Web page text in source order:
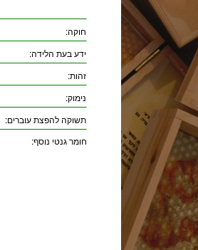
חוקה:
ידע בעת הלידה:
זהות:
נימוק:
תשוקה להפצת עוברים:
חומר גנטי נוסף: